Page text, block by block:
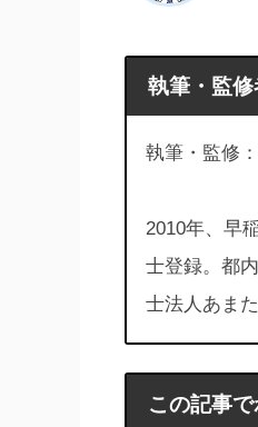
執筆・監修
執筆・監修
2010年、早
士登録。都
士法人あま
この記事